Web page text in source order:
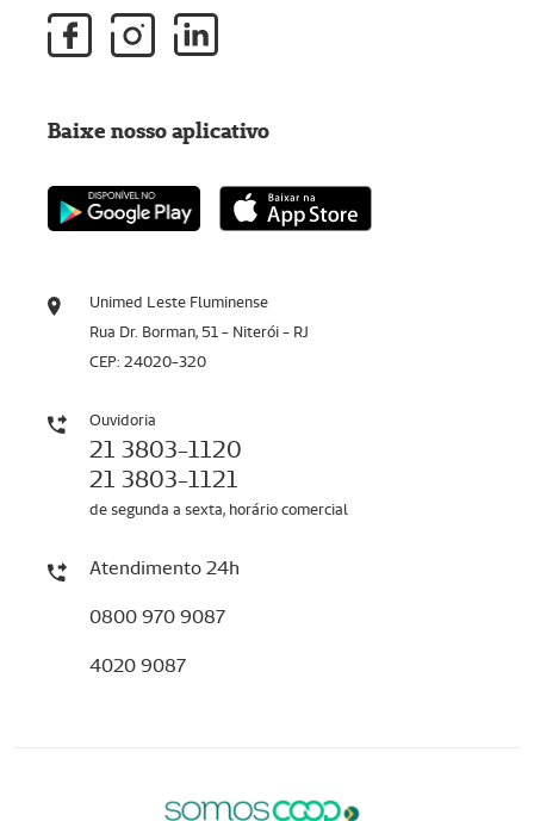
Unimed Leste Fluminense
Rua Dr. Borman, 51 - Niterói - RJ
CEP: 24020-320
Ouvidoria
21 3803-1120
21 3803-1121
de segunda a sexta, horário comercial
Atendimento 24h
0800 970 9087
4020 9087
Baixe nosso aplicativo